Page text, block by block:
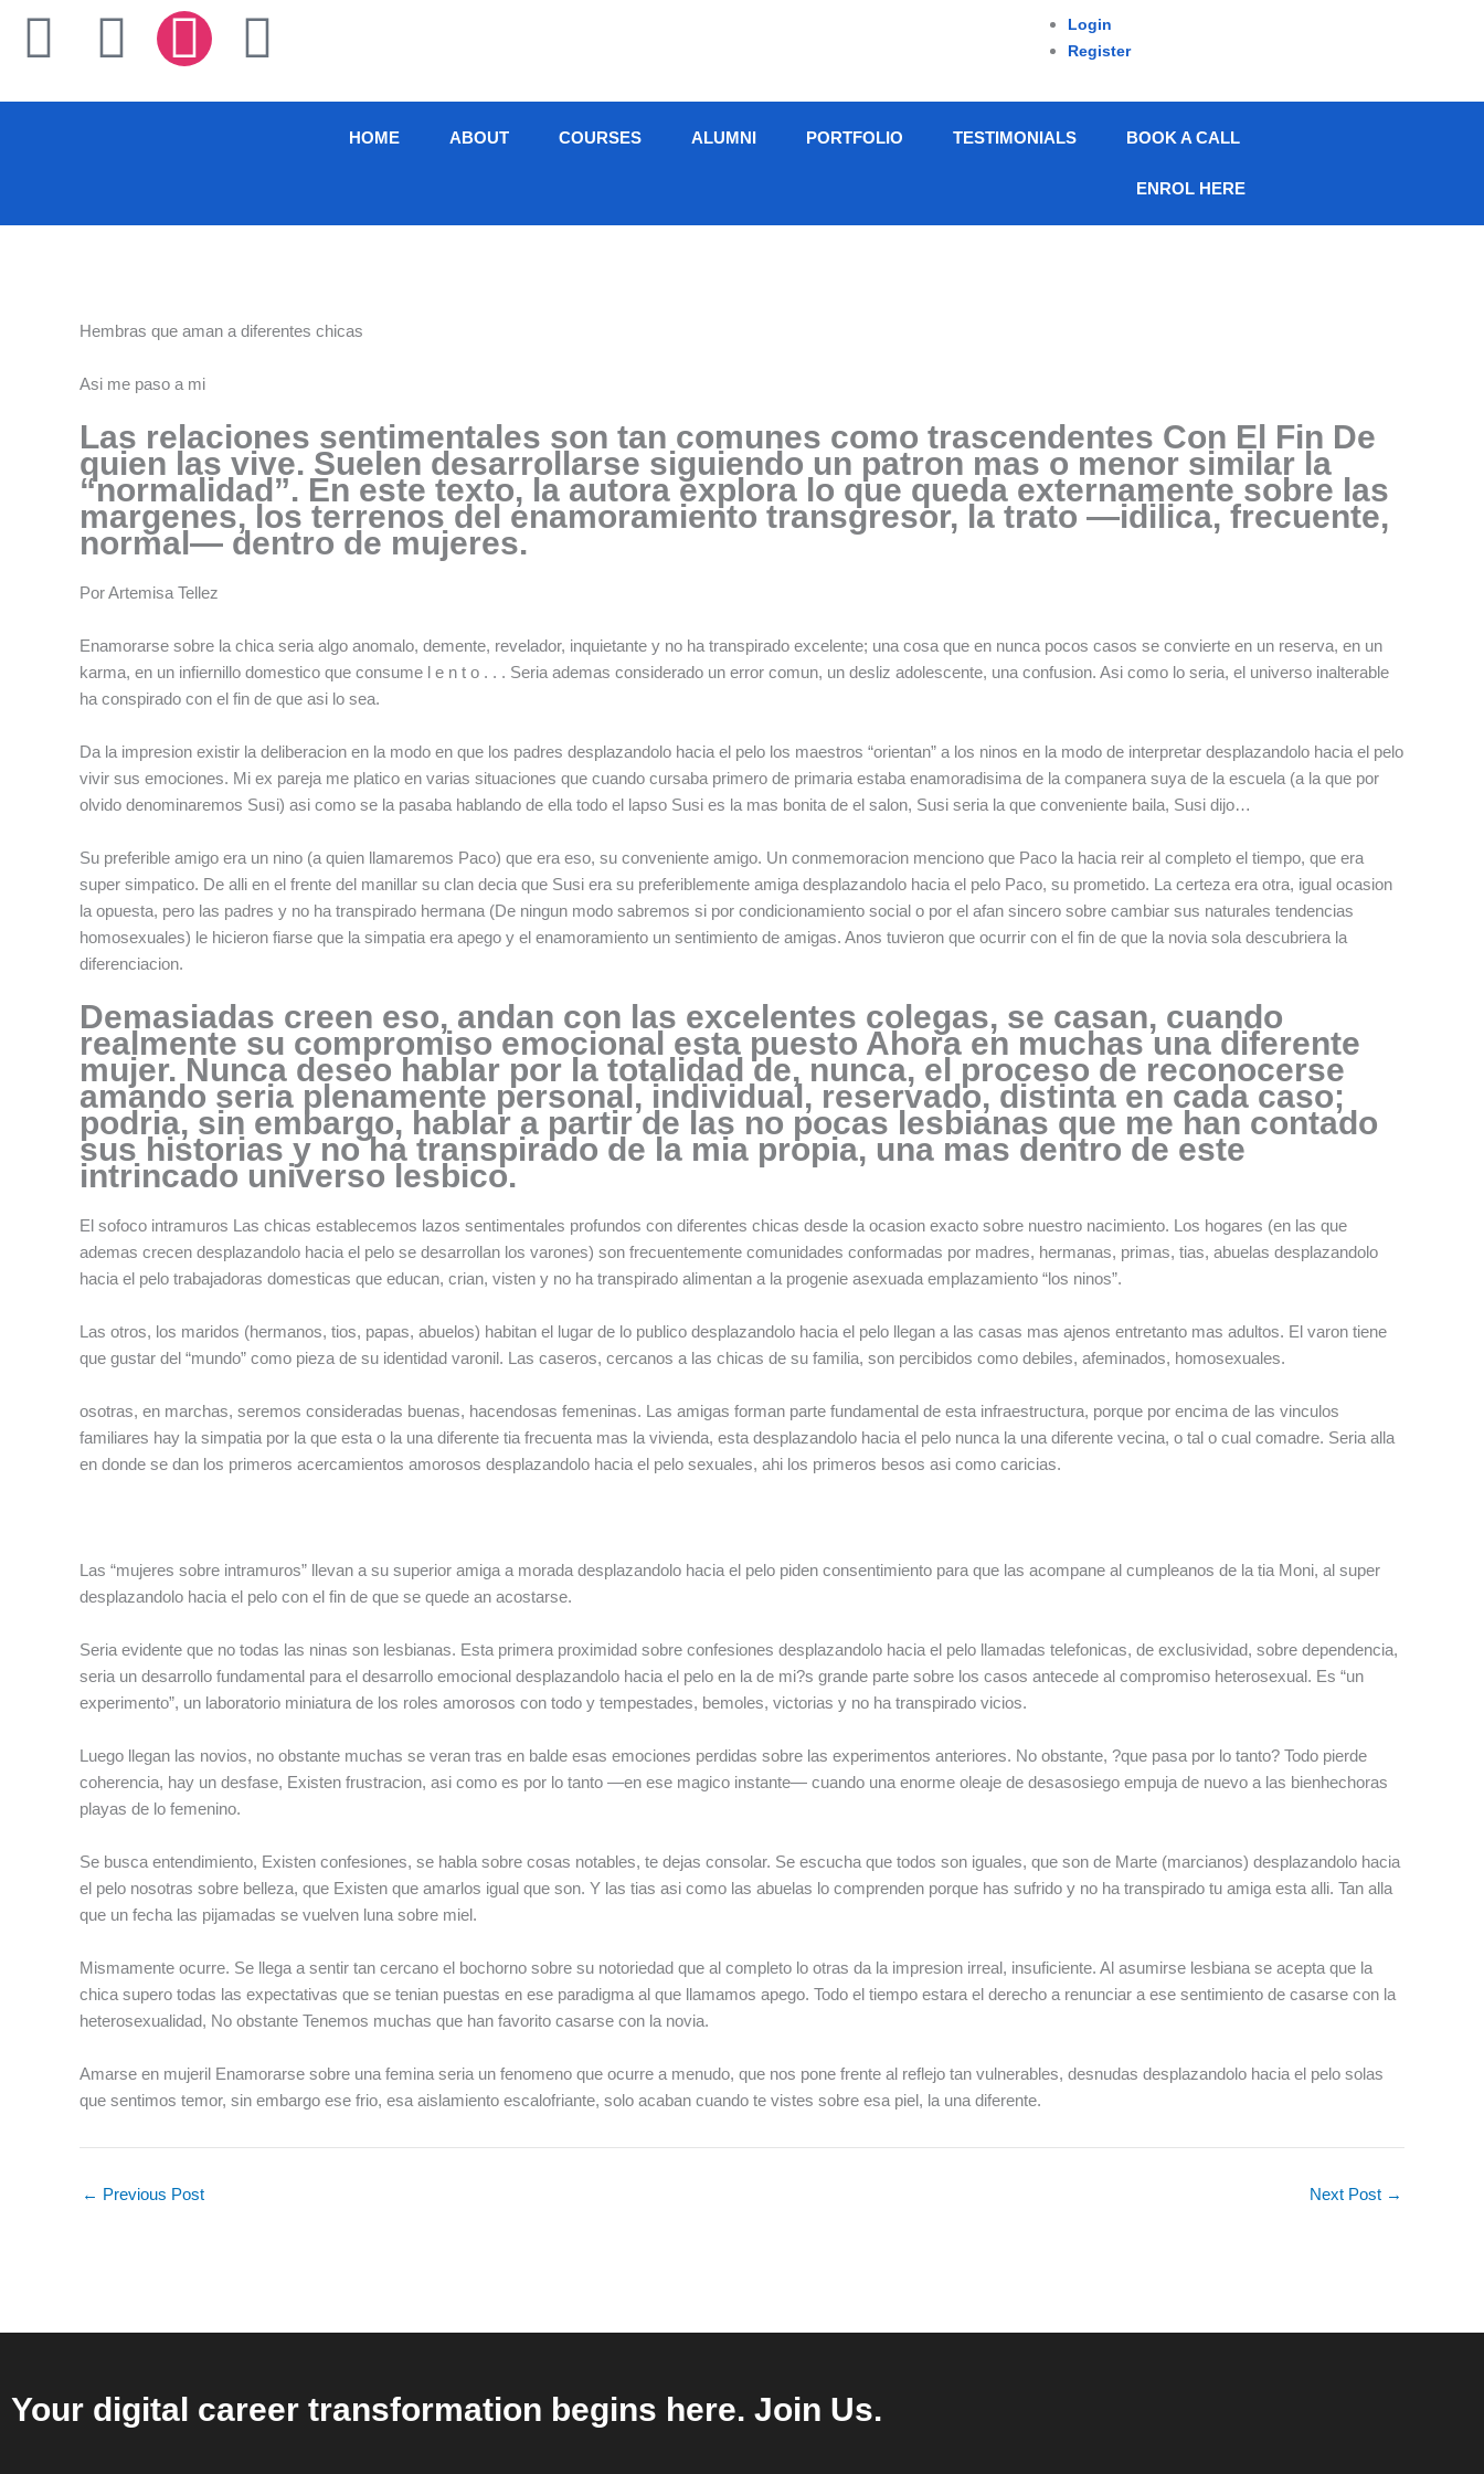
F
a
T
w
e
r
I
n
g
r
a
m
L
i
d
n
Login
Register
HOME ABOUT COURSES ALUMNI PORTFOLIO TESTIMONIALS BOOK A CALL
ENROL HERE
Hembras que aman a diferentes chicas
Asi me paso a mi
Las relaciones sentimentales son tan comunes como trascendentes Con El Fin De
quien las vive. Suelen desarrollarse siguiendo un patron mas o menor similar la
“normalidad”. En este texto, la autora explora lo que queda externamente sobre las
margenes, los terrenos del enamoramiento transgresor, la trato —idilica, frecuente,
normal— dentro de mujeres.
Por Artemisa Tellez
Enamorarse sobre la chica seri­a algo anomalo, demente, revelador, inquietante y no ha transpirado excelente; una cosa que en nunca pocos casos se convierte en un reserva, en un
karma, en un infiernillo domestico que consume l e n t o . . . Seri­a ademas considerado un error comun, un desliz adolescente, una confusion. Asi­ como lo seri­a, el universo inalterable
ha conspirado con el fin de que asi lo sea.
Da la impresion existir la deliberacion en la modo en que los padres desplazandolo hacia el pelo los maestros “orientan” a los ninos en la modo de interpretar desplazandolo hacia el pelo
vivir sus emociones. Mi ex pareja me platico en varias situaciones que cuando cursaba primero de primaria estaba enamoradisima de la companera suya de la escuela (a la que por
olvido denominaremos Susi) asi­ como se la pasaba hablando de ella todo el lapso Susi es la mas bonita de el salon, Susi seri­a la que conveniente baila, Susi dijo…
Su preferible amigo era un nino (a quien llamaremos Paco) que era eso, su conveniente amigo. Un conmemoracion menciono que Paco la hacia reir al completo el tiempo, que era
super simpatico. De alli en el frente del manillar su clan decia que Susi era su preferiblemente amiga desplazandolo hacia el pelo Paco, su prometido. La certeza era otra, igual ocasion
la opuesta, pero las padres y no ha transpirado hermana (De ningun modo sabremos si por condicionamiento social o por el afan sincero sobre cambiar sus naturales tendencias
homosexuales) le hicieron fiarse que la simpatia era apego y el enamoramiento un sentimiento de amigas. Anos tuvieron que ocurrir con el fin de que la novia sola descubriera la
diferenciacion.
Demasiadas creen eso, andan con las excelentes colegas, se casan, cuando
realmente su compromiso emocional esta puesto Ahora en muchas una diferente
mujer. Nunca deseo hablar por la totalidad de, nunca, el proceso de reconocerse
amando seri­a plenamente personal, individual, reservado, distinta en cada caso;
podria, sin embargo, hablar a partir de las no pocas lesbianas que me han contado
sus historias y no ha transpirado de la mia propia, una mas dentro de este
intrincado universo lesbico.
El sofoco intramuros Las chicas establecemos lazos sentimentales profundos con diferentes chicas desde la ocasion exacto sobre nuestro nacimiento. Los hogares (en las que
ademas crecen desplazandolo hacia el pelo se desarrollan los varones) son frecuentemente comunidades conformadas por madres, hermanas, primas, tias, abuelas desplazandolo
hacia el pelo trabajadoras domesticas que educan, crian, visten y no ha transpirado alimentan a la progenie asexuada emplazamiento “los ninos”.
Las otros, los maridos (hermanos, tios, papas, abuelos) habitan el lugar de lo publico desplazandolo hacia el pelo llegan a las casas mas ajenos entretanto mas adultos. El varon tiene
que gustar del “mundo” como pieza de su identidad varonil. Las caseros, cercanos a las chicas de su familia, son percibidos como debiles, afeminados, homosexuales.
osotras, en marchas, seremos consideradas buenas, hacendosas femeninas. Las amigas forman parte fundamental de esta infraestructura, porque por encima de las vinculos
familiares hay la simpatia por la que esta o la una diferente tia frecuenta mas la vivienda, esta desplazandolo hacia el pelo nunca la una diferente vecina, o tal o cual comadre. Seri­a alla
en donde se dan los primeros acercamientos amorosos desplazandolo hacia el pelo sexuales, ahi los primeros besos asi­ como caricias.
Las “mujeres sobre intramuros” llevan a su superior amiga a morada desplazandolo hacia el pelo piden consentimiento para que las acompane al cumpleanos de la tia Moni, al super
desplazandolo hacia el pelo con el fin de que se quede an acostarse.
Seri­a evidente que no todas las ninas son lesbianas. Esta primera proximidad sobre confesiones desplazandolo hacia el pelo llamadas telefonicas, de exclusividad, sobre dependencia,
seri­a un desarrollo fundamental para el desarrollo emocional desplazandolo hacia el pelo en la de mi?s grande parte sobre los casos antecede al compromiso heterosexual. Es “un
experimento”, un laboratorio miniatura de los roles amorosos con todo y tempestades, bemoles, victorias y no ha transpirado vicios.
Luego llegan las novios, no obstante muchas se veran tras en balde esas emociones perdidas sobre las experimentos anteriores. No obstante, ?que pasa por lo tanto? Todo pierde
coherencia, hay un desfase, Existen frustracion, asi­ como es por lo tanto —en ese magico instante— cuando una enorme oleaje de desasosiego empuja de nuevo a las bienhechoras
playas de lo femenino.
Se busca entendimiento, Existen confesiones, se habla sobre cosas notables, te dejas consolar. Se escucha que todos son iguales, que son de Marte (marcianos) desplazandolo hacia
el pelo nosotras sobre belleza, que Existen que amarlos igual que son. Y las tias asi­ como las abuelas lo comprenden porque has sufrido y no ha transpirado tu amiga esta alli. Tan alla
que un fecha las pijamadas se vuelven luna sobre miel.
Mismamente ocurre. Se llega a sentir tan cercano el bochorno sobre su notoriedad que al completo lo otras da la impresion irreal, insuficiente. Al asumirse lesbiana se acepta que la
chica supero todas las expectativas que se tenian puestas en ese paradigma al que llamamos apego. Todo el tiempo estara el derecho a renunciar a ese sentimiento de casarse con la
heterosexualidad, No obstante Tenemos muchas que han favorito casarse con la novia.
Amarse en mujeril Enamorarse sobre una femina seri­a un fenomeno que ocurre a menudo, que nos pone frente al reflejo tan vulnerables, desnudas desplazandolo hacia el pelo solas
que sentimos temor, sin embargo ese frio, esa aislamiento escalofriante, solo acaban cuando te vistes sobre esa piel, la una diferente.
← Previous Post Next Post →
Your digital career transformation begins here. Join Us.